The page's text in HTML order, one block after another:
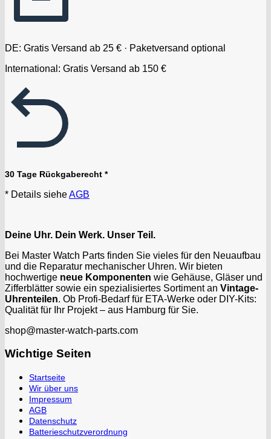
DE: Gratis Versand ab 25 € · Paketversand optional
International: Gratis Versand ab 150 €
30 Tage Rückgaberecht *
* Details sieheAGB
Deine Uhr. Dein Werk. Unser Teil.
Bei Master Watch Parts finden Sie vieles für den Neuaufbau
und die Reparatur mechanischer Uhren. Wir bieten
hochwertige neue Komponenten wie Gehäuse, Gläser und
Zifferblätter sowie ein spezialisiertes Sortiment an Vintage-
Uhrenteilen. Ob Profi-Bedarf für ETA-Werke oder DIY-Kits:
Qualität für Ihr Projekt – aus Hamburg für Sie.
shop@master-watch-parts.com
Wichtige Seiten
Startseite
Wir über uns
Impressum
AGB
Datenschutz
Batterieschutzverordnung